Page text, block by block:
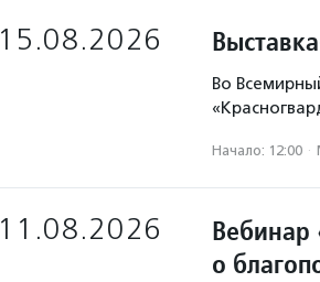
15.08.2026
Во
Начало: 12:00 ·
11.08.2026
Вебинар
о